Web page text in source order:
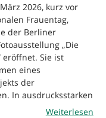
2026, kurz vor
Frauentag,
der Berliner
„Die
eröffnet. Sie ist
eines
der
In ausdrucksstarken
Weiterlesen